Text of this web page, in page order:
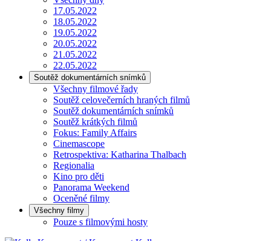
17.05.2022
18.05.2022
19.05.2022
20.05.2022
21.05.2022
22.05.2022
Soutěž dokumentárních snímků
Všechny filmové řady
Soutěž celovečerních hraných filmů
Soutěž dokumentárních snímků
Soutěž krátkých filmů
Fokus: Family Affairs
Cinemascope
Retrospektiva: Katharina Thalbach
Regionalia
Kino pro děti
Panorama Weekend
Oceněné filmy
Všechny filmy
Pouze s filmovými hosty